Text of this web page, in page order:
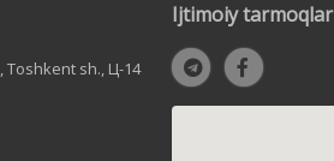
Toshkent sh., Ц-14
Ijtimoiy tarmoqlar